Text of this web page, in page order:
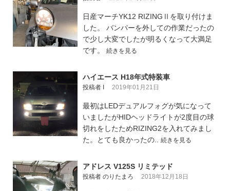
日産マーチYK12 RIZINGⅡを取り付けま
した。 バンパーを外しての作業だったの
で少し大変でしたが明るくなって大満足
です。 続きを見る
ハイエース H18年式特装車
投稿者 I 2019年01月21日
最初はLEDデュアルフォグが気になって
いましたがHIDヘッドライトが2度目の球
切れをしたためRIZING2を入れてみまし
た。とても良かったの.. 続きを見る
アドレス V125S リミテッド
投稿者 のりたまろ 2018年12月18日